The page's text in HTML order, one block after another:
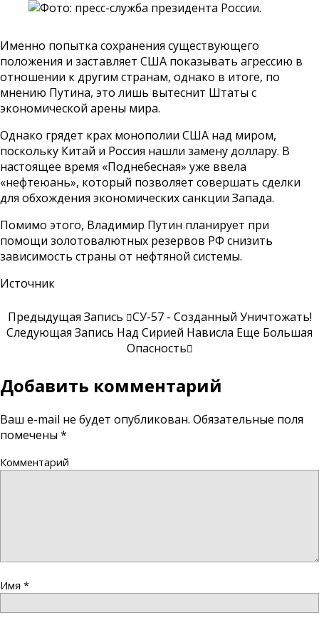
Именно попытка сохранения существующего
положения и заставляет США показывать агрессию в
отношении к другим странам, однако в итоге, по
мнению Путина, это лишь вытеснит Штаты с
экономической арены мира.
Однако грядет крах монополии США над миром,
поскольку Китай и Россия нашли замену доллару. В
настоящее время «Поднебесная» уже ввела
«нефтеюань», который позволяет совершать сделки
для обхождения экономических санкции Запада.
Помимо этого, Владимир Путин планирует при
помощи золотовалютных резервов РФ снизить
зависимость страны от нефтяной системы.
Источник
Предыдущая Запись
СУ-57 - Созданный Уничтожать!
Следующая Запись Над Сирией Нависла Еще Большая
Опасность
Добавить комментарий
Ваш e-mail не будет опубликован. Обязательные поля
помечены *
Комментарий
Имя *